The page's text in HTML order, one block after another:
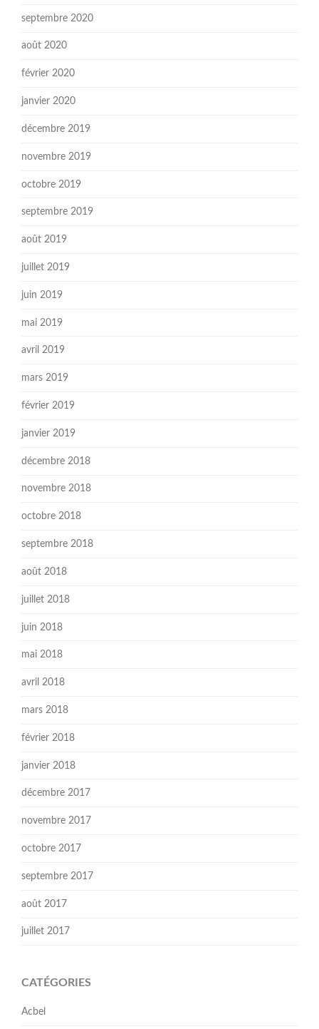
septembre 2020
août 2020
février 2020
janvier 2020
décembre 2019
novembre 2019
octobre 2019
septembre 2019
août 2019
juillet 2019
juin 2019
mai 2019
avril 2019
mars 2019
février 2019
janvier 2019
décembre 2018
novembre 2018
octobre 2018
septembre 2018
août 2018
juillet 2018
juin 2018
mai 2018
avril 2018
mars 2018
février 2018
janvier 2018
décembre 2017
novembre 2017
octobre 2017
septembre 2017
août 2017
juillet 2017
CATÉGORIES
Acbel